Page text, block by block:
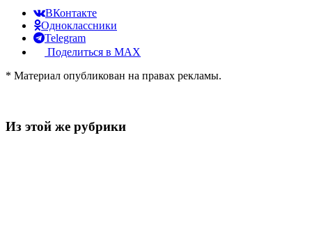
ВКонтакте
Одноклассники
Telegram
Поделиться в MAX
* Материал опубликован на правах рекламы.
Из этой же рубрики